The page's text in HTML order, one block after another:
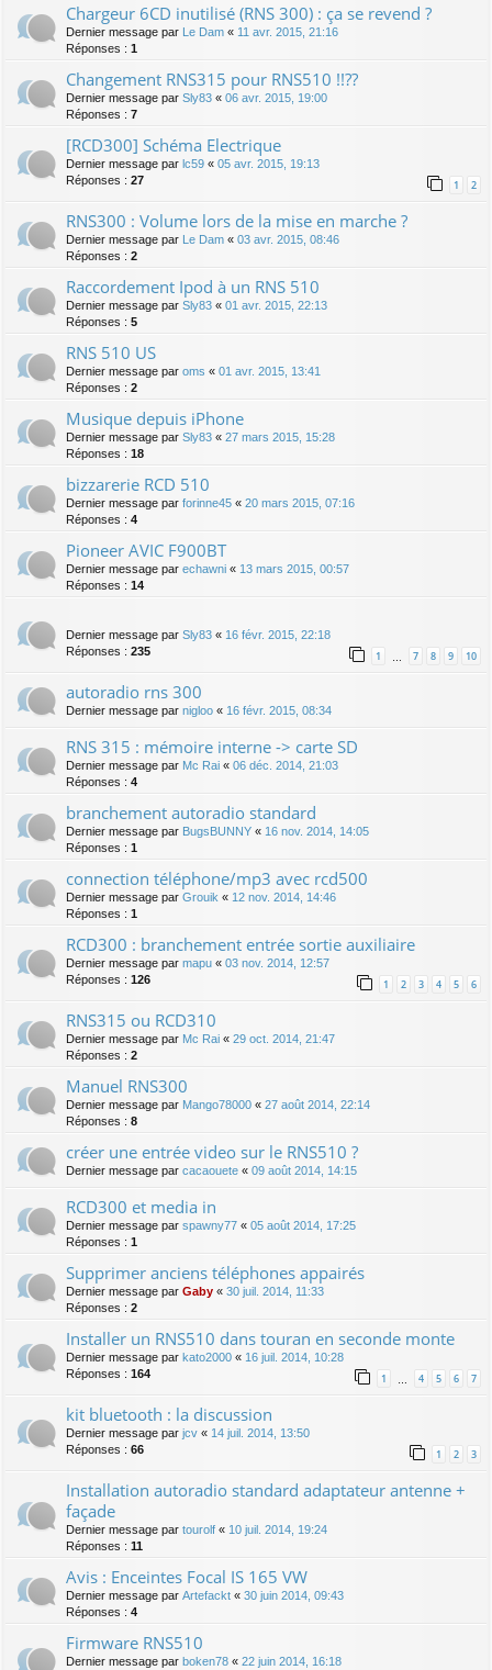
Chargeur 6CD inutilisé (RNS 300) : ça se revend ?
Dernier message par Le Dam « 11 avr. 2015, 21:16
Réponses : 1
Changement RNS315 pour RNS510 !!??
Dernier message par Sly83 « 06 avr. 2015, 19:00
Réponses : 7
[RCD300] Schéma Electrique
Dernier message par lc59 « 05 avr. 2015, 19:13
Réponses : 27 1 2
RNS300 : Volume lors de la mise en marche ?
Dernier message par Le Dam « 03 avr. 2015, 08:46
Réponses : 2
Raccordement Ipod à un RNS 510
Dernier message par Sly83 « 01 avr. 2015, 22:13
Réponses : 5
RNS 510 US
Dernier message par oms « 01 avr. 2015, 13:41
Réponses : 2
Musique depuis iPhone
Dernier message par Sly83 « 27 mars 2015, 15:28
Réponses : 18
bizzarerie RCD 510
Dernier message par forinne45 « 20 mars 2015, 07:16
Réponses : 4
Pioneer AVIC F900BT
Dernier message par echawni « 13 mars 2015, 00:57
Réponses : 14
Dernier message par Sly83 « 16 févr. 2015, 22:18
Réponses : 235 1 … 7 8 9 10
autoradio rns 300
Dernier message par nigloo « 16 févr. 2015, 08:34
RNS 315 : mémoire interne -> carte SD
Dernier message par Mc Rai « 06 déc. 2014, 21:03
Réponses : 4
branchement autoradio standard
Dernier message par BugsBUNNY « 16 nov. 2014, 14:05
Réponses : 1
connection téléphone/mp3 avec rcd500
Dernier message par Grouik « 12 nov. 2014, 14:46
Réponses : 1
RCD300 : branchement entrée sortie auxiliaire
Dernier message par mapu « 03 nov. 2014, 12:57
Réponses : 126 1 2 3 4 5 6
RNS315 ou RCD310
Dernier message par Mc Rai « 29 oct. 2014, 21:47
Réponses : 2
Manuel RNS300
Dernier message par Mango78000 « 27 août 2014, 22:14
Réponses : 8
créer une entrée video sur le RNS510 ?
Dernier message par cacaouete « 09 août 2014, 14:15
RCD300 et media in
Dernier message par spawny77 « 05 août 2014, 17:25
Réponses : 1
Supprimer anciens téléphones appairés
Dernier message par Gaby « 30 juil. 2014, 11:33
Réponses : 2
Installer un RNS510 dans touran en seconde monte
Dernier message par kato2000 « 16 juil. 2014, 10:28
Réponses : 164 1 … 4 5 6 7
kit bluetooth : la discussion
Dernier message par jcv « 14 juil. 2014, 13:50
Réponses : 66 1 2 3
Installation autoradio standard adaptateur antenne +
façade
Dernier message par tourolf « 10 juil. 2014, 19:24
Réponses : 11
Avis : Enceintes Focal IS 165 VW
Dernier message par Artefackt « 30 juin 2014, 09:43
Réponses : 4
Firmware RNS510
Dernier message par boken78 « 22 juin 2014, 16:18